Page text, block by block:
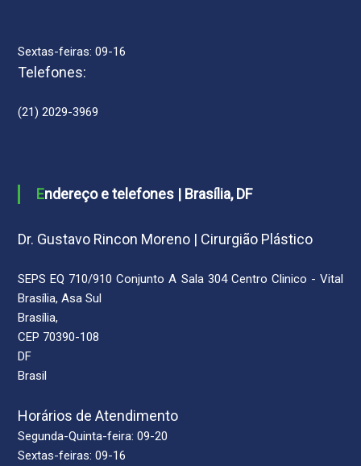
Sextas-feiras: 09-16
Telefones:
(21) 2029-3969
Endereço e telefones | Brasília, DF
Dr. Gustavo Rincon Moreno | Cirurgião Plástico
SEPS EQ 710/910 Conjunto A Sala 304 Centro Clinico - Vital
Brasília, Asa Sul
Brasília,
CEP 70390-108
DF
Brasil
Horários de Atendimento
Segunda-Quinta-feira: 09-20
Sextas-feiras: 09-16